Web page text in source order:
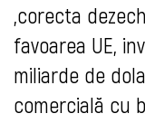
„corecta
favoarea UE,
miliarde de
comercială cu